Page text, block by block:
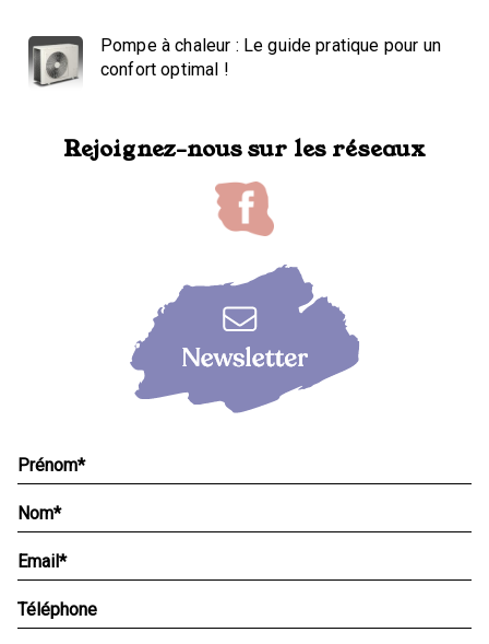
Pompe à chaleur : Le guide pratique pour un
confort optimal !
Rejoignez-nous sur les réseaux